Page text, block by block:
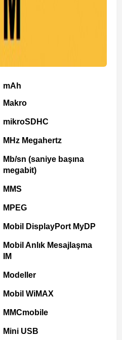
mAh
Makro
mikroSDHC
MHz Megahertz
Mb/sn (saniye başına
megabit)
MMS
MPEG
Mobil DisplayPort MyDP
Mobil Anlık Mesajlaşma
IM
Modeller
Mobil WiMAX
MMCmobile
Mini USB